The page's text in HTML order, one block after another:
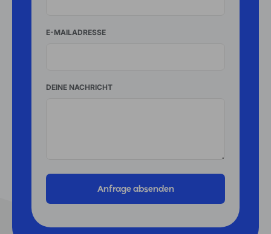
E-MAILADRESSE
DEINE NACHRICHT